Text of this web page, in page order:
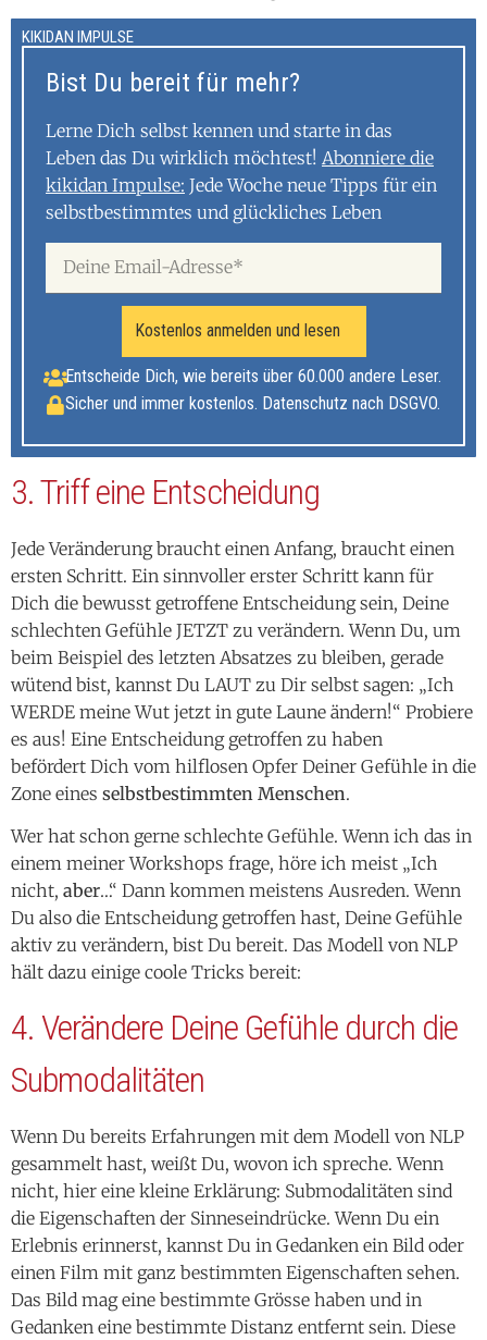
KIKIDAN IMPULSE
Bist Du bereit für mehr?
Lerne Dich selbst kennen und starte in das
Leben das Du wirklich möchtest! Abonniere die
kikidan Impulse: Jede Woche neue Tipps für ein
selbstbestimmtes und glückliches Leben
Kostenlos anmelden und lesen
Entscheide Dich, wie bereits über 60.000 andere Leser.
Sicher und immer kostenlos. Datenschutz nach DSGVO.
3. Triff eine Entscheidung
Jede Veränderung braucht einen Anfang, braucht einen
ersten Schritt. Ein sinnvoller erster Schritt kann für
Dich die bewusst getroffene Entscheidung sein, Deine
schlechten Gefühle JETZT zu verändern. Wenn Du, um
beim Beispiel des letzten Absatzes zu bleiben, gerade
wütend bist, kannst Du LAUT zu Dir selbst sagen: „Ich
WERDE meine Wut jetzt in gute Laune ändern!“ Probiere
es aus! Eine Entscheidung getroffen zu haben
befördert Dich vom hilflosen Opfer Deiner Gefühle in die
Zone eines selbstbestimmten Menschen.
Wer hat schon gerne schlechte Gefühle. Wenn ich das in
einem meiner Workshops frage, höre ich meist „Ich
nicht, aber…“ Dann kommen meistens Ausreden. Wenn
Du also die Entscheidung getroffen hast, Deine Gefühle
aktiv zu verändern, bist Du bereit. Das Modell von NLP
hält dazu einige coole Tricks bereit:
4. Verändere Deine Gefühle durch die
Submodalitäten
Wenn Du bereits Erfahrungen mit dem Modell von NLP
gesammelt hast, weißt Du, wovon ich spreche. Wenn
nicht, hier eine kleine Erklärung: Submodalitäten sind
die Eigenschaften der Sinneseindrücke. Wenn Du ein
Erlebnis erinnerst, kannst Du in Gedanken ein Bild oder
einen Film mit ganz bestimmten Eigenschaften sehen.
Das Bild mag eine bestimmte Grösse haben und in
Gedanken eine bestimmte Distanz entfernt sein. Diese